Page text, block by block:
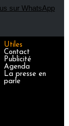
Utiles
Contact
Publicité
Agenda
La presse en
parle